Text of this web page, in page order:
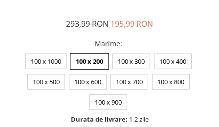
293,99 RON 195,99 RON
Marime:
100 x 1000 100 x 200 100 x 300 100 x 400
100 x 500 100 x 600 100 x 700 100 x 800
100 x 900
Durata de livrare: 1-2 zile